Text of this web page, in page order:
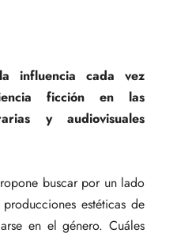
influencia cada vez
ficción en las
y audiovisuales
buscar por un lado
estéticas de
en el género. Cuáles